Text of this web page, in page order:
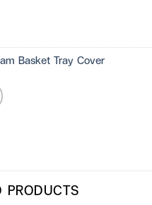
Basket Tray Cover
PRODUCTS